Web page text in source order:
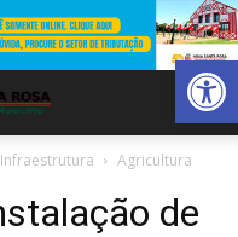
Abrir
Agricultura
de